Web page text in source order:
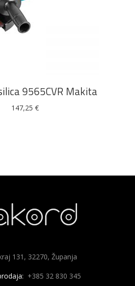
9565CVR Makita
147,25 €
131, 32270, Županja
+385 32 830 345